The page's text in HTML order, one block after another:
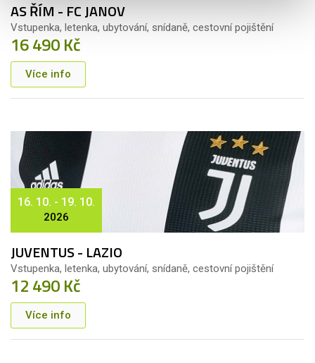
AS ŘÍM - FC JANOV
Vstupenka, letenka, ubytování, snídaně, cestovní pojištění
16 490 Kč
Více info
16. 10. - 19. 10.
2026
JUVENTUS - LAZIO
Vstupenka, letenka, ubytování, snídaně, cestovní pojištění
12 490 Kč
Více info